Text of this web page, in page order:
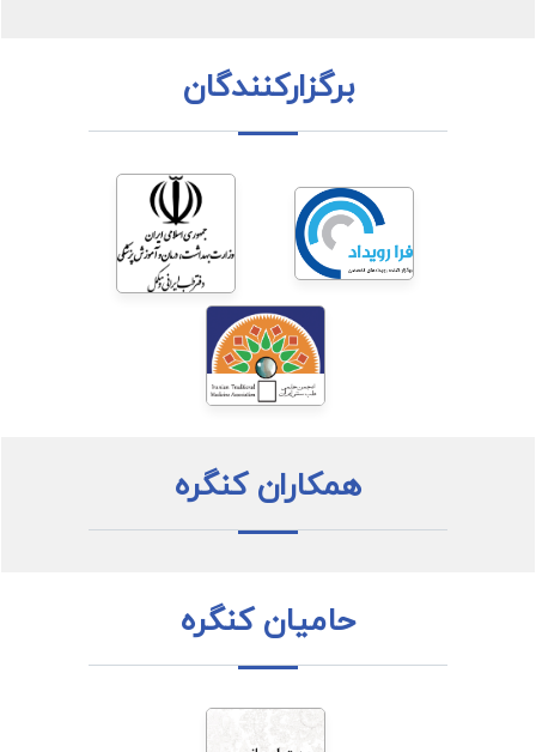
برگزارکنندگان
همکاران کنگره
حامیان کنگره